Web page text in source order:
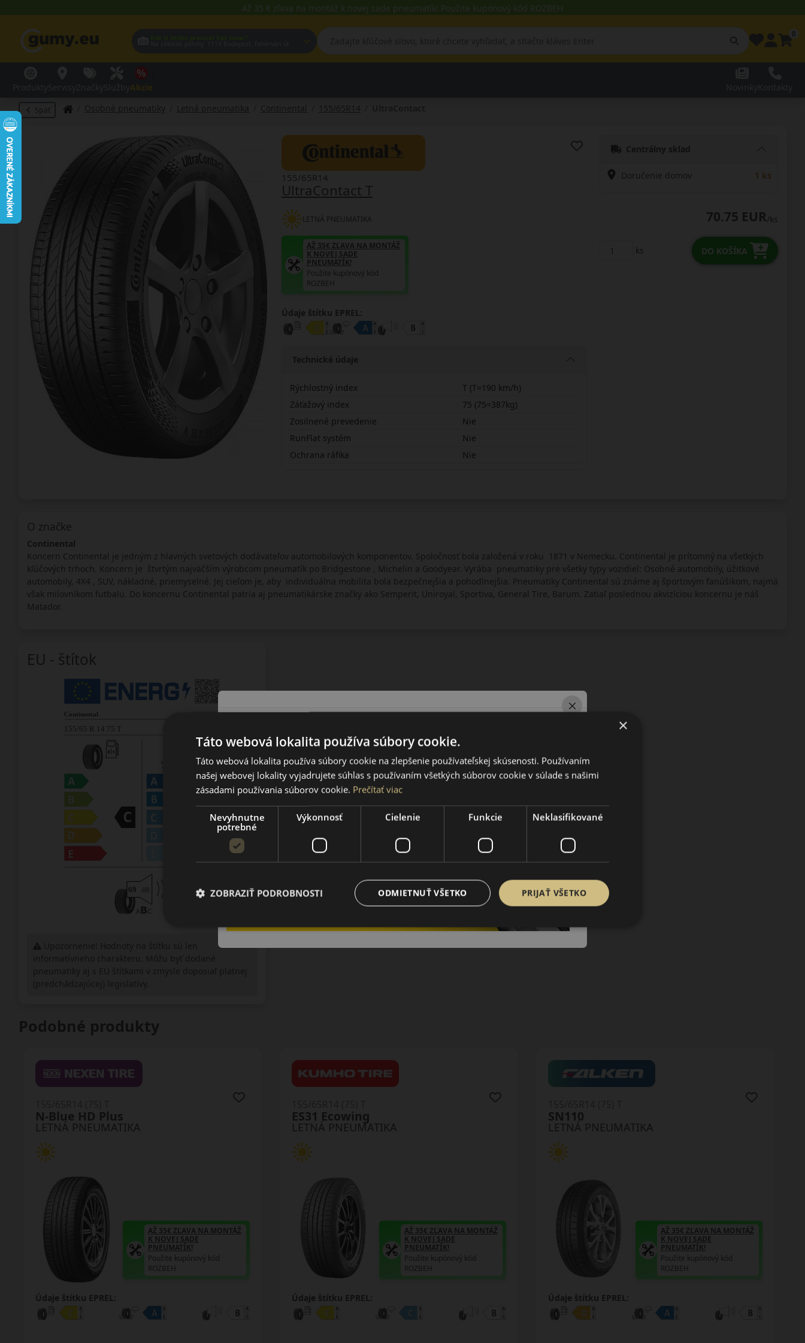
Až 35 € zľava na montáž k novej sade pneumatík! Použite kupónový kód ROZBEH
Na základe polohy:
Späť Osobné pneumatiky Letná pneumatika Continental 155/65R14
UltraContact T
155/65R14
LETNÁ PNEUMATIKA
AŽ 35€ ZĽAVA NA MONTÁŽ
K NOVEJ SADE
PNEUMATÍK!
Použite kupónový kód
ROZBEH
Údaje štítku EPREL:
Technické údaje
Rýchlostný index
T (T=190 km/h)
Záťažový index
75 (75=387kg)
Zosilnené prevedenie
Nie
RunFlat systém
Nie
Ochrana ráfika
Nie
Centrálny sklad
Doručenie domov 1 ks
70.75 EUR/ks
ks DO KOŠÍKA
O značke
Continental
Koncern Continental je jedným z hlavných svetových dodávateľov automobilových komponentov. Spoločnosť bola založená v roku 1871 v Nemecku. Continental je prítomný na všetkých
kľúčových trhoch. Koncern je štvrtým najväčším výrobcom pneumatík po Bridgestone , Michelin a Goodyear. Vyrába pneumatiky pre všetky typy vozidiel: Osobné automobily, úžitkové
automobily, 4X4 , SUV, nákladné, priemyselné. Jej cieľom je, aby individuálna mobilita bola bezpečnejšia a pohodlnejšia. Pneumatiky Continental sú známe aj športovým fanúšikom, najmä
však milovníkom futbalu. Do koncernu Continental patria aj pneumatikárske značky ako Semperit, Uniroyal, Sportiva, General Tire, Barum. Zatiaľ poslednou akvizíciou koncernu je náš
Matador.
EU - štítok
Podobné produkty
LETNÁ PNEUMATIKA
SN110 Sincera
AŽ 35€ ZĽAVA NA MONTÁŽ
K NOVEJ SADE
PNEUMATÍK!
Použite kupónový kód
ROZBEH
Údaje štítku EPREL:
LETNÁ PNEUMATIKA
Bravuris 5HM
AŽ 35€ ZĽAVA NA MONTÁŽ
K NOVEJ SADE
PNEUMATÍK!
Použite kupónový kód
ROZBEH
Údaje štítku EPREL:
LETNÁ PNEUMATIKA
T-Trac 2
AŽ 35€ ZĽAVA NA MONTÁŽ
K NOVEJ SADE
PNEUMATÍK!
Použite kupónový kód
ROZBEH
Údaje štítku EPREL:
×
Táto webová lokalita používa súbory cookie.
Táto webová lokalita používa súbory cookie na zlepšenie používateľskej skúsenosti. Používaním
našej webovej lokality vyjadrujete súhlas s používaním všetkých súborov cookie v súlade s našimi
zásadami používania súborov cookie. Prečítať viac
Nevyhnutne
potrebné
Výkonnosť Cielenie Funkcie Neklasifikované
PRIJAŤ VŠETKO
ODMIETNUŤ VŠETKO
ZOBRAZIŤ PODROBNOSTI